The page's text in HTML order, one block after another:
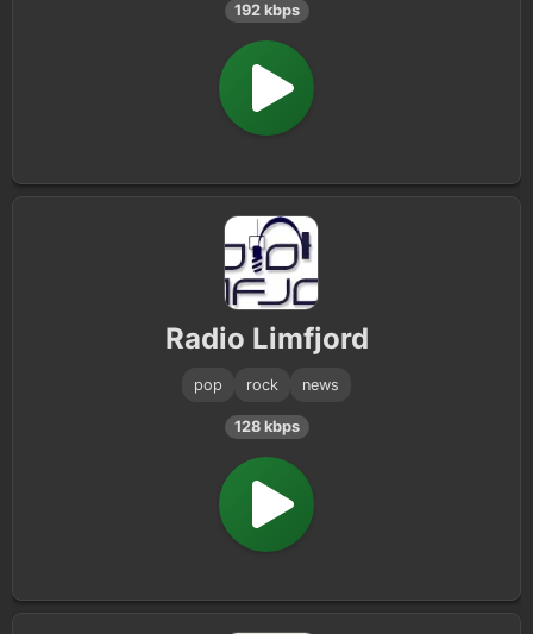
192 kbps
Radio Limfjord
pop rock news
128 kbps